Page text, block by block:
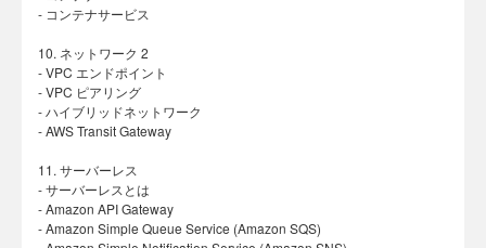
- コンテナサービス
10. ネットワーク 2
- VPC エンドポイント
- VPC ピアリング
- ハイブリッドネットワーク
- AWS Transit Gateway
11. サーバーレス
- サーバーレスとは
- Amazon API Gateway
- Amazon Simple Queue Service (Amazon SQS)